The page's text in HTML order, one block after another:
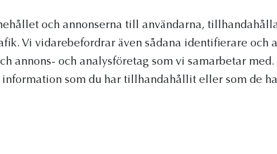
och annonserna till användarna,
Vi vidarebefordrar även sådana identifierare och
annons- och analysföretag som vi samarbetar med.
som du har tillhandahållit eller som de